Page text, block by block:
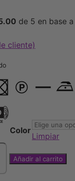
de 5 en base a
cliente)
Color
Limpiar
Añadir al carrito